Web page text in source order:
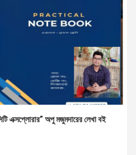
এক্সপ্লোরার” অপু মজুমদারের লেখা বই